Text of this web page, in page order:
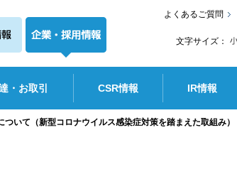
よくあるご質問
文字サイズ：
・お取引 CSR情報 IR情報
いて（新型コロナウイルス感染症対策を踏まえた取組み）